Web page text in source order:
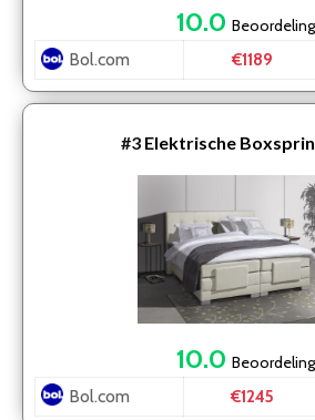
10.0 Beoordeling
Bol.com €1189
#3 Elektrische
10.0 Beoordeling
Bol.com €1245